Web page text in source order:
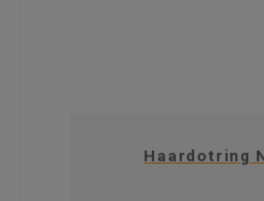
Haardotring